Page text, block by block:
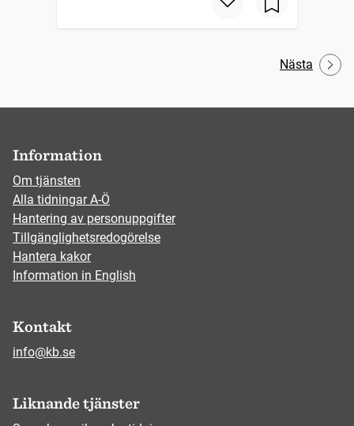
Nästa
Information
Om tjänsten
Alla tidningar A-Ö
Hantering av personuppgifter
Tillgänglighetsredogörelse
Hantera kakor
Information in English
Kontakt
info@kb.se
Liknande tjänster